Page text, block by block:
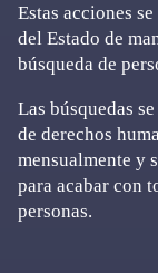
Estas acciones
del Estado de
búsqueda de
Las búsquedas
de derechos
mensualmente y
para acabar con
personas.